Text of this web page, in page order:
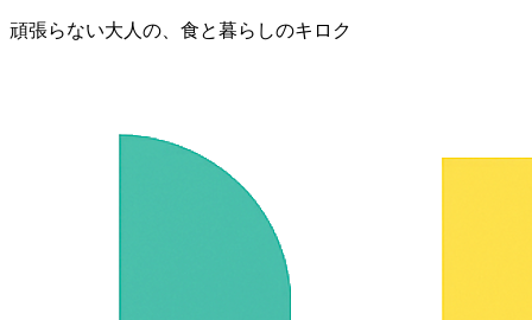
頑張らない大人の、食と暮らしのキロク